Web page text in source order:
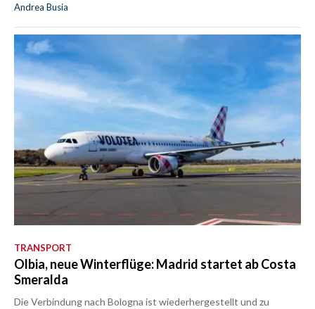
Andrea Busia
TRANSPORT
Olbia, neue Winterflüge: Madrid startet ab Costa
Smeralda
Die Verbindung nach Bologna ist wiederhergestellt und zu